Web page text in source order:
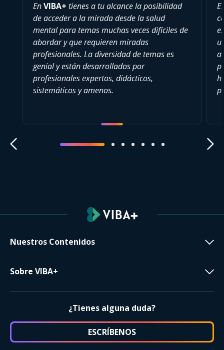
EnVIBA+ tienes a tu alcance la posibilidad
de acceder a la mirada desde la salud
mental para temas muchas veces difíciles de
abordar y que requieren miradas
profesionales. La diversidad de temas es
genial y están desarrollados por
profesionales expertos, didácticos,
sistemáticos y amenos.
Nuestros Contenidos
Sobre VIBA+
¿Tienes alguna duda?
ESCRÍBENOS